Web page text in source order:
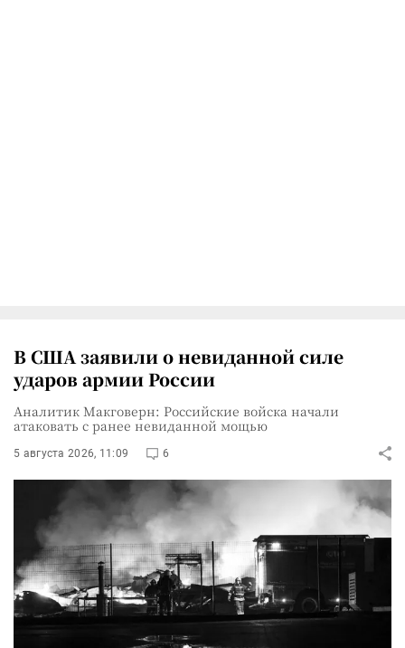
В США заявили о невиданной силе
ударов армии России
Аналитик Макговерн: Российские войска начали
атаковать с ранее невиданной мощью
5 августа 2026, 11:09 6